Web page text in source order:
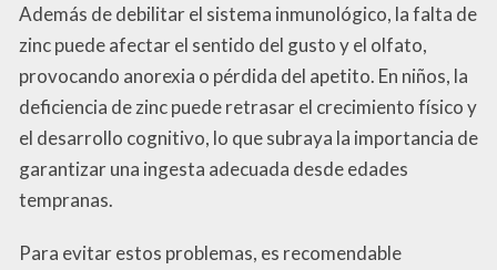
Además de debilitar el sistema inmunológico, la falta de
zinc puede afectar el sentido del gusto y el olfato,
provocando anorexia o pérdida del apetito. En niños, la
deficiencia de zinc puede retrasar el crecimiento físico y
el desarrollo cognitivo, lo que subraya la importancia de
garantizar una ingesta adecuada desde edades
tempranas.
Para evitar estos problemas, es recomendable